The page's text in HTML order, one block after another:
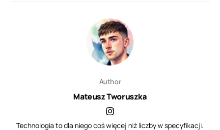
Author
Mateusz Tworuszka
Technologia to dla niego coś więcej niż liczby w specyfikacji.